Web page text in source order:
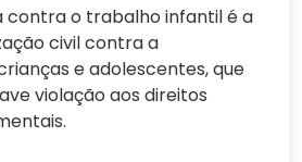
contra o trabalho infantil é a
civil contra a
e adolescentes, que
violação aos direitos